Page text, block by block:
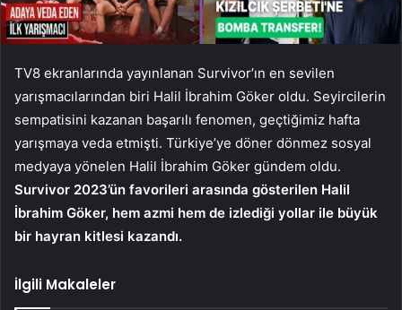
TV8 ekranlarında yayınlanan Survivor’ın en sevilen
yarışmacılarından biri Halil İbrahim Göker oldu. Seyircilerin
sempatisini kazanan başarılı fenomen, geçtiğimiz hafta
yarışmaya veda etmişti. Türkiye’ye döner dönmez sosyal
medyaya yönelen Halil İbrahim Göker gündem oldu.
Survivor 2023’ün favorileri arasında gösterilen Halil
İbrahim Göker, hem azmi hem de izlediği yollar ile büyük
bir hayran kitlesi kazandı.
İlgili Makaleler